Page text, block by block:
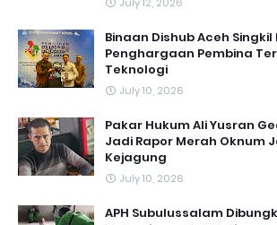
Binaan Dishub Aceh Singkil
Penghargaan Pembina
Teknologi
July 10, 2026
Pakar Hukum Ali Yusran
Jadi Rapor Merah Oknum
Kejagung
July 10, 2026
APH Subulussalam